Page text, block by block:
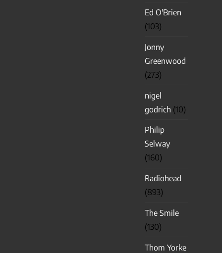
Ed O'Brien
(103)
Jonny
Greenwood
(273)
nigel
godrich (10)
Philip
Selway
(160)
Radiohead
(893)
The Smile
(130)
Thom Yorke